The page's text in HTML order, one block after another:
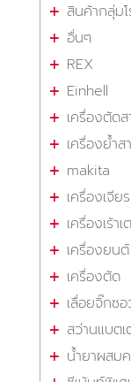
สินค้ากลุ่ม
อื่นๆ
REX
Einhell
เครื่องตัดส
เครื่องย้ำส
makita
เครื่องเจียร
เครื่องเร้าเ
เครื่องยนต์
เครื่องตัด
เลื่อยจิ๊กซ
สว่านแบตเ
น้ำยาผสม